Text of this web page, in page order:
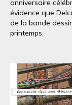
anniversaire
évidence que
de la bande
printemps.